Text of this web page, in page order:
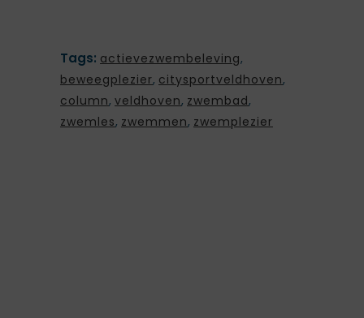
Tags: actievezwembeleving,
beweegplezier, citysportveldhoven,
column, veldhoven, zwembad,
zwemles, zwemmen, zwemplezier